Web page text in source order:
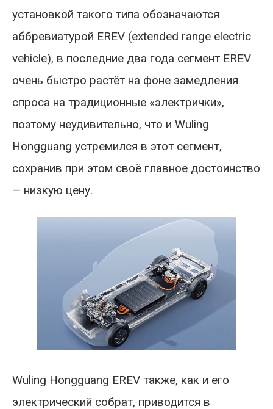
установкой такого типа обозначаются
аббревиатурой EREV (extended range electric
vehicle), в последние два года сегмент EREV
очень быстро растёт на фоне замедления
спроса на традиционные «электрички»,
поэтому неудивительно, что и Wuling
Hongguang устремился в этот сегмент,
сохранив при этом своё главное достоинство
— низкую цену.
Wuling Hongguang EREV также, как и его
электрический собрат, приводится в